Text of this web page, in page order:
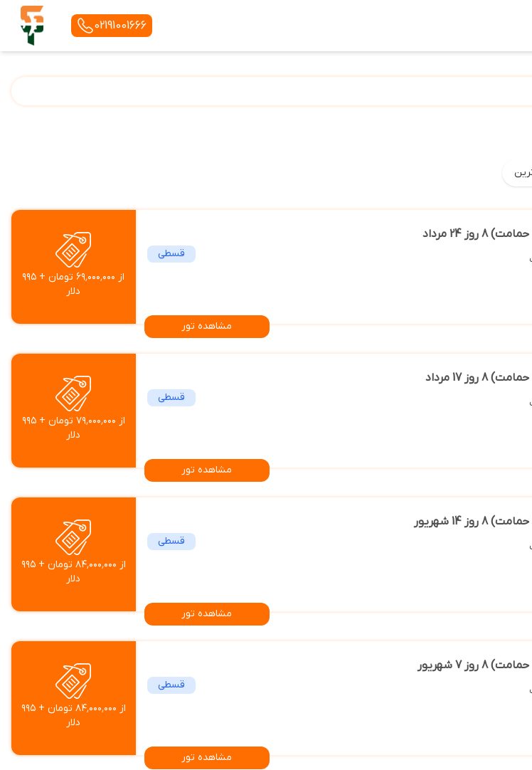
02191001666
24 مرداد
قسطی
مشاهده تور
از ۶۹٬۰۰۰٬۰۰۰ تومان + ۹۹۵
دلار
17 مرداد
قسطی
مشاهده تور
از ۷۹٬۰۰۰٬۰۰۰ تومان + ۹۹۵
دلار
14 شهریور
قسطی
مشاهده تور
از ۸۴٬۰۰۰٬۰۰۰ تومان + ۹۹۵
دلار
7 شهریور
قسطی
مشاهده تور
از ۸۴٬۰۰۰٬۰۰۰ تومان + ۹۹۵
دلار